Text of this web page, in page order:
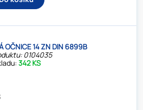
OČNICE 14 ZN DIN 6899B
0104035
342 KS